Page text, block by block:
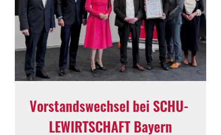
Vorstands­wechsel bei SCHU­
LE­WIRT­SCHAFT Bayern